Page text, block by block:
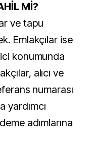
Mİ?
ve tapu
Emlakçılar ise
konumunda
alıcı ve
numarası
yardımcı
adımlarına